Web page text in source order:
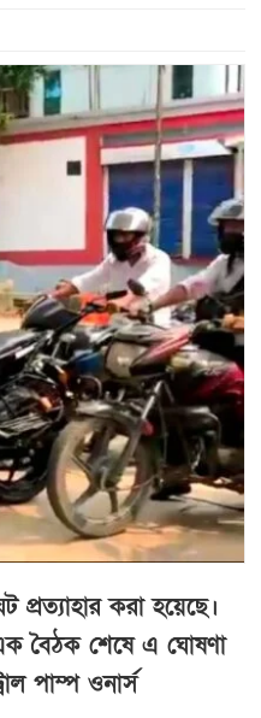
প্রত্যাহার করা হয়েছে।
বৈঠক শেষে এ ঘোষণা
পাম্প ওনার্স